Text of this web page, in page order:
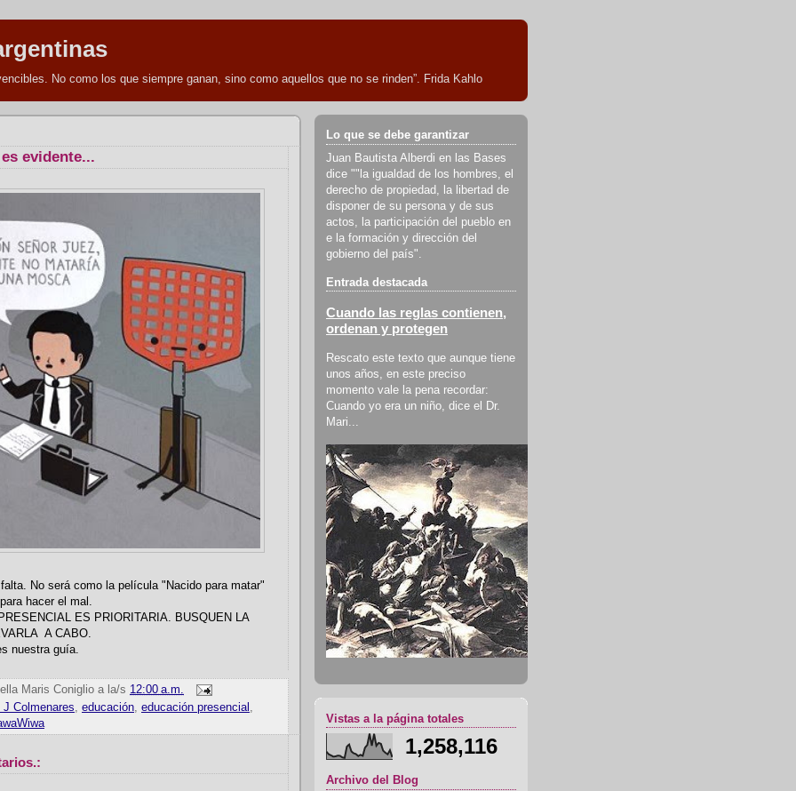
No como los que siempre ganan, sino como aquellos que no se rinden”. Frida Kahlo
evidente...
No será como la película "Nacido para matar"
hacer el mal.
ES PRIORITARIA. BUSQUEN LA
A CABO.
nuestra guía.
Maris Coniglio a la/s 12:00 a.m.
J Colmenares, educación, educación presencial ,
Lo que se debe garantizar
Juan Bautista Alberdi en las Bases
dice ""la igualdad de los hombres, el
derecho de propiedad, la libertad de
disponer de su persona y de sus
actos, la participación del pueblo en
e la formación y dirección del
gobierno del país".
Entrada destacada
Cuando las reglas contienen,
ordenan y protegen
Rescato este texto que aunque tiene
unos años, en este preciso
momento vale la pena recordar:
Cuando yo era un niño, dice el Dr.
Mari...
Vistas a la página totales
1,258,116
Archivo del Blog